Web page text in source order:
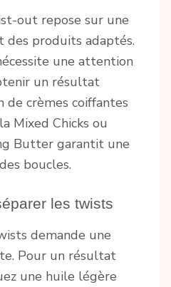
out repose sur une
des produits adaptés.
une attention
un résultat
crèmes coiffantes
Mixed Chicks ou
Butter garantit une
boucles.
les twists
demande une
Pour un résultat
une huile légère